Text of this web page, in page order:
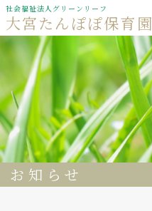
社会福祉法人グリーンリーフ
大宮たんぽぽ保育園
お知らせ